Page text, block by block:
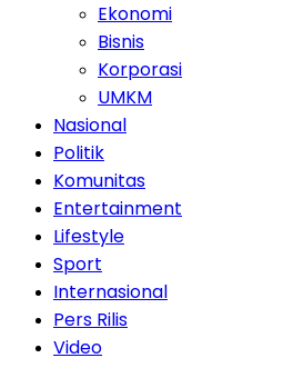
Ekonomi
Bisnis
Korporasi
UMKM
Nasional
Politik
Komunitas
Entertainment
Lifestyle
Sport
Internasional
Pers Rilis
Video